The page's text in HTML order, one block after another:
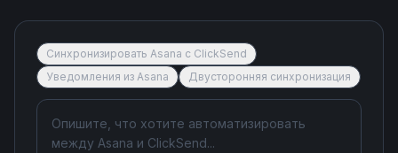
Синхронизировать Asana с ClickSend
Уведомления из Asana
Двусторонняя синхронизация